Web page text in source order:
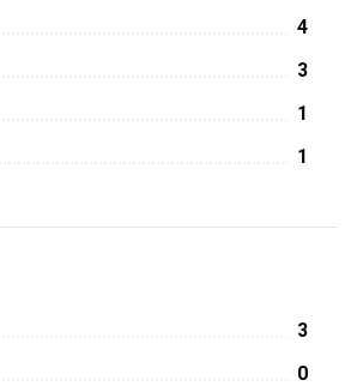
4
3
1
1
3
0